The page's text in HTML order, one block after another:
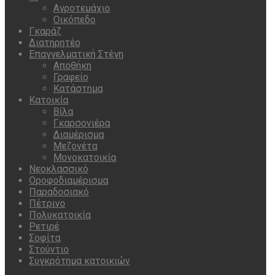
Αγροτεμάχιο
Οικόπεδο
Γκαράζ
Διατηρητέο
Επαγγελματική Στέγη
Αποθήκη
Γραφείο
Κατάστημα
Κατοικία
Βίλα
Γκαρσονιέρα
Διαμέρισμα
Μεζονέτα
Μονοκατοικία
Νεοκλασσικό
Οροφοδιαμέρισμα
Παραδοσιακό
Πέτρινο
Πολυκατοικία
Ρετιρέ
Σοφίτα
Στούντιο
Συγκρότημα κατοικιών